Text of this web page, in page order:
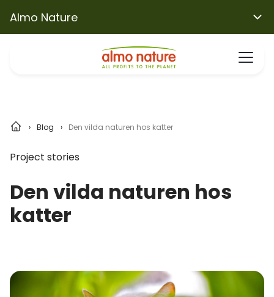
Almo Nature
Blog Den vilda naturen hos katter
Project stories
Den vilda naturen hos
katter